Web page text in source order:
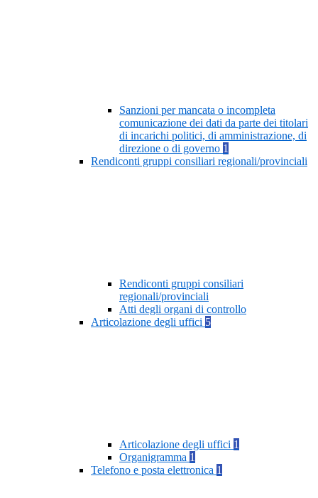
Sanzioni per mancata o incompleta
comunicazione dei dati da parte dei titolari
di incarichi politici, di amministrazione, di
direzione o di governo 1
Rendiconti gruppi consiliari regionali/provinciali
Rendiconti gruppi consiliari
regionali/provinciali
Atti degli organi di controllo
Articolazione degli uffici 5
Articolazione degli uffici 1
Organigramma 1
Telefono e posta elettronica 1